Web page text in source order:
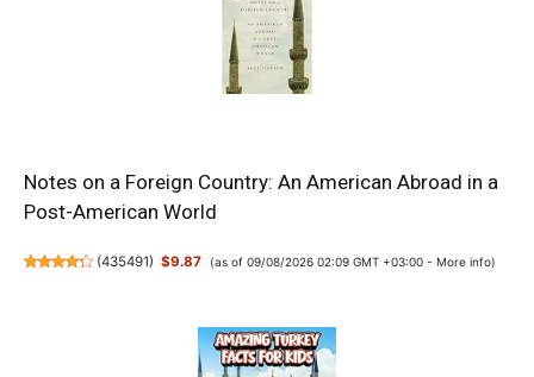
Notes on a Foreign Country: An American Abroad in a
Post-American World
(435491) $9.87 (as of 09/08/2026 02:09 GMT +03:00 - More info)